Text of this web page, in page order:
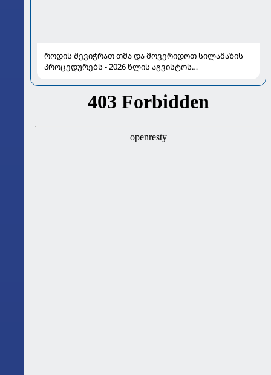
როდის შევიჭრათ თმა და მოვერიდოთ სილამაზის
პროცედურებს - 2026 წლის აგვისტოს